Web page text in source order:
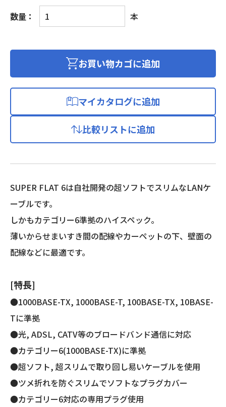
数量：
ス
ー
ー
ホ
イ
ゴ
リ
ー
6
準
拠/
端
プ
ラ
グ
き)
個
本
お買い物カゴに追加
マイカタログに追加
比較リストに追加
SUPER FLAT 6は自社開発の超ソフトでスリムなLANケ
ーブルです。
しかもカテゴリー6準拠のハイスペック。
薄いからせまいすき間の配線やカーペットの下、壁面の
配線などに最適です。
[特長]
●1000BASE-TX, 1000BASE-T, 100BASE-TX, 10BASE-
Tに準拠
●光, ADSL, CATV等のブロードバンド通信に対応
●カテゴリー6(1000BASE-TX)に準拠
●超ソフト, 超スリムで取り回し易いケーブルを使用
●ツメ折れを防ぐスリムでソフトなプラグカバー
●カテゴリー6対応の専用プラグ使用